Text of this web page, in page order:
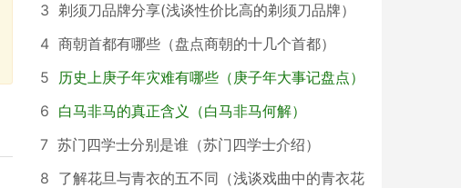
3 剃须刀品牌分享(浅谈性价比高的剃须刀品牌）
4 商朝首都有哪些（盘点商朝的十几个首都）
5 历史上庚子年灾难有哪些（庚子年大事记盘点）
6 白马非马的真正含义（白马非马何解）
7 苏门四学士分别是谁（苏门四学士介绍）
8 了解花旦与青衣的五不同（浅谈戏曲中的青衣花